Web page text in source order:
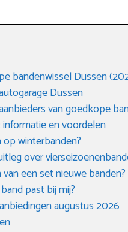
bandenwissel Dussen
Dussen
van goedkope
en voordelen
op winterbanden?
over
een set nieuwe banden?
past bij mij?
augustus 2026